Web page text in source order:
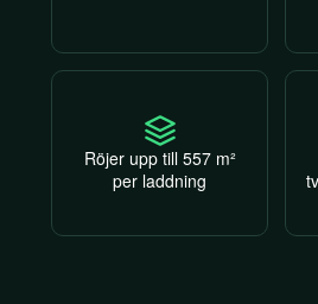
Röjer upp till 557 m²
per laddning